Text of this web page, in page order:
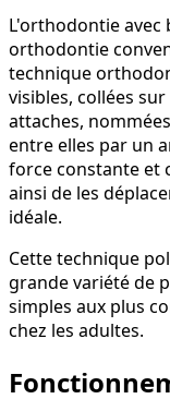
L'orthodontie avec
orthodontie
technique
visibles, collées
attaches,
entre elles par un
force constante et
ainsi de les
idéale.
Cette technique
grande variété de
simples aux plus
chez les adultes.